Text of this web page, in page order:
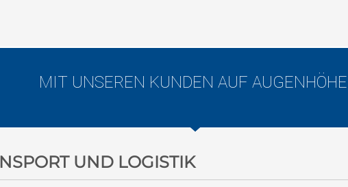
MIT UNSEREN KUNDEN AUF AUGENHÖHE.
UND LOGISTIK